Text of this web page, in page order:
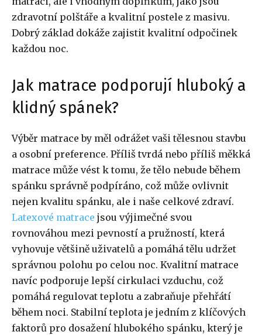
zdravotní polštáře a kvalitní postele z masivu.
Dobrý základ dokáže zajistit kvalitní odpočinek
každou noc.
Jak matrace podporují hluboký a
klidný spánek?
Výběr matrace by měl odrážet vaši tělesnou stavbu
a osobní preference. Příliš tvrdá nebo příliš měkká
matrace může vést k tomu, že tělo nebude během
spánku správně podpíráno, což může ovlivnit
nejen kvalitu spánku, ale i naše celkové zdraví.
Latexové matrace jsou výjimečné svou
rovnováhou mezi pevností a pružností, která
vyhovuje většině uživatelů a pomáhá tělu udržet
správnou polohu po celou noc. Kvalitní matrace
navíc podporuje lepší cirkulaci vzduchu, což
pomáhá regulovat teplotu a zabraňuje přehřátí
během noci. Stabilní teplota je jedním z klíčových
faktorů pro dosažení hlubokého spánku, který je